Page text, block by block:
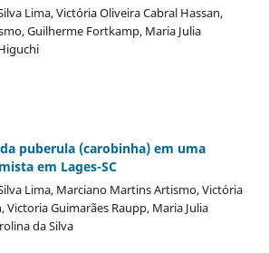
Lima, Victória Oliveira Cabral Hassan,
Guilherme Fortkamp, Maria Julia
puberula (carobinha) em uma
em Lages-SC
Lima, Marciano Martins Artismo, Victória
Victoria Guimarães Raupp, Maria Julia
da Silva